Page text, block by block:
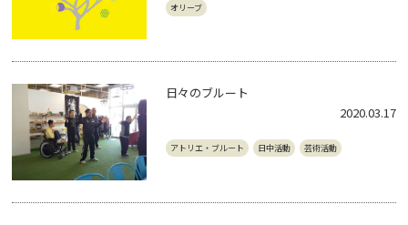
オリーブ
日々のブルート
2020.03.17
アトリエ・ブルート 日中活動 芸術活動